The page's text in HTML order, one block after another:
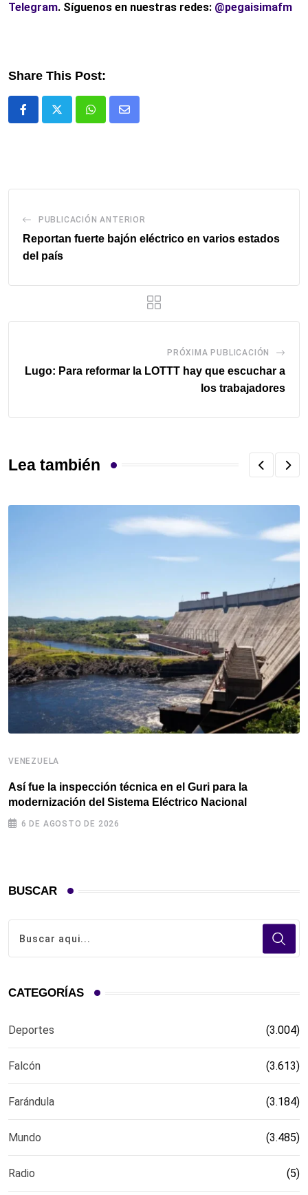
Telegram. Síguenos en nuestras redes: @pegaisimafm
Share This Post:
WhatsappComparte
PUBLICACIÓN ANTERIOR
Reportan fuerte bajón eléctrico en varios estados
del país
PRÓXIMA PUBLICACIÓN
Lugo: Para reformar la LOTTT hay que escuchar a
los trabajadores
Lea también
VENEZUELA
Así fue la inspección técnica en el Guri para la
modernización del Sistema Eléctrico Nacional
6 DE AGOSTO DE 2026
BUSCAR
CATEGORÍAS
Deportes (3.004)
Falcón (3.613)
Farándula (3.184)
Mundo (3.485)
Radio (5)